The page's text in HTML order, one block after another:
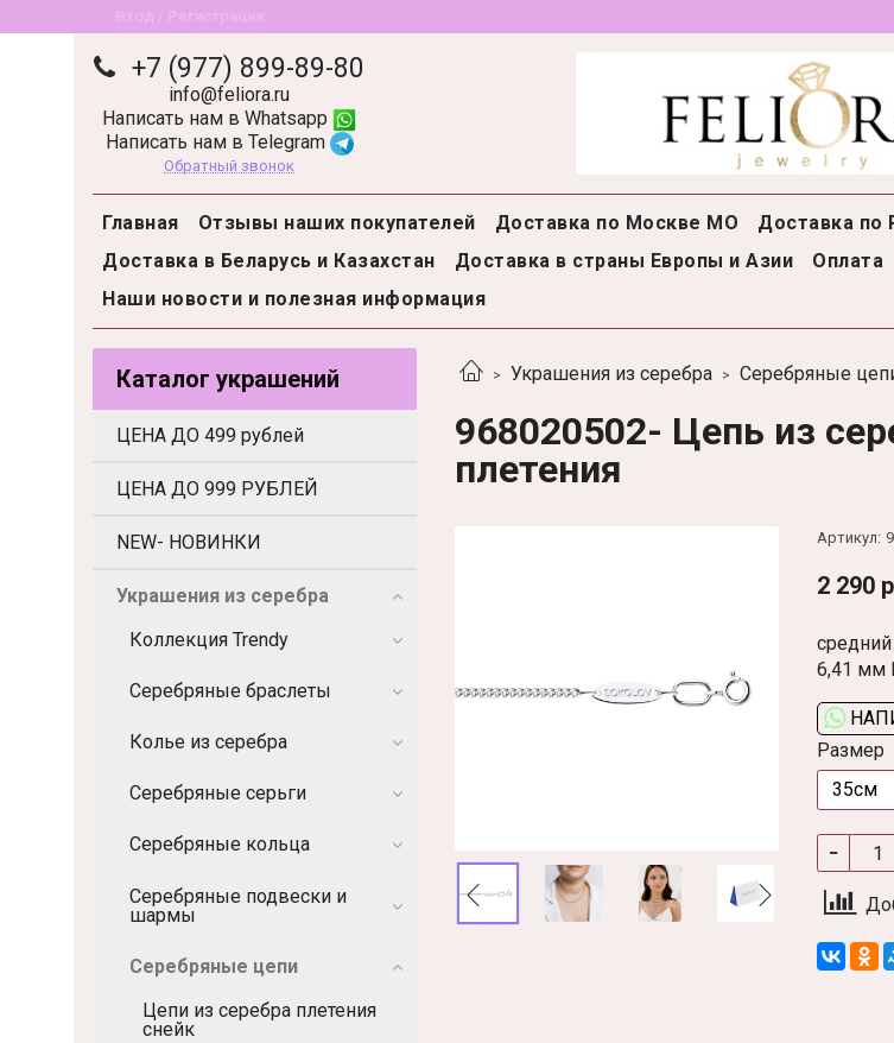
+7 (977) 899-89-80
info@feliora.ru
Написать нам в Whatsapp
Написать нам в Telegram
Обратный звонок
Главная Отзывы наших покупателей Доставка по Москве МО
Доставка по
Доставка в Беларусь и Казахстан
Доставка в страны Европы и Азии
Оплата
Наши новости и полезная информация
Украшения из серебра Серебряные
968020502- Цепь из
плетения
Артикул:
2 290
6,41 мм
Размер
Каталог украшений
ЦЕНА ДО 499 рублей
ЦЕНА ДО 999 РУБЛЕЙ
NEW- НОВИНКИ
Украшения из серебра
Коллекция Trendy
Серебряные браслеты
Колье из серебра
Серебряные серьги
Серебряные кольца
Серебряные подвески и
шармы
Серебряные цепи
Цепи из серебра плетения
снейк